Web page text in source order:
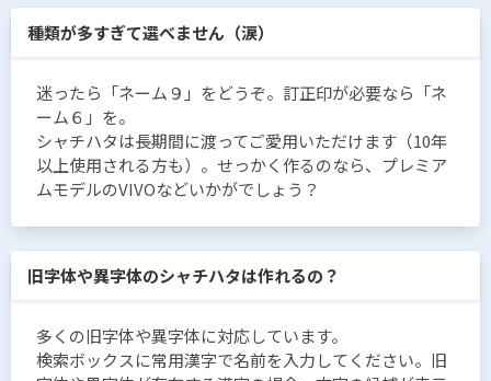
種類が多すぎて選べません（涙）
迷ったら「ネーム９」をどうぞ。訂正印が必要なら「ネ
ーム６」を。
シャチハタは長期間に渡ってご愛用いただけます（10年
以上使用される方も）。せっかく作るのなら、プレミア
ムモデルのVIVOなどいかがでしょう？
旧字体や異字体のシャチハタは作れるの？
多くの旧字体や異字体に対応しています。
検索ボックスに常用漢字で名前を入力してください。旧